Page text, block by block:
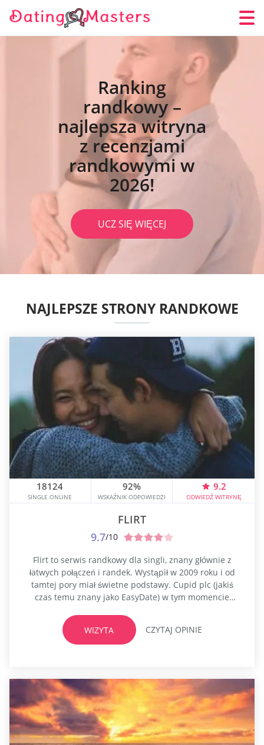
Ranking
randkowy –
najlepsza witryna
z recenzjami
randkowymi w
2026!
UCZ SIĘ WIĘCEJ
NAJLEPSZE STRONY RANDKOWE
18124
SINGLE ONLINE
92%
WSKAŹNIK ODPOWIEDZI
9.2
ODWIEDŹ WITRYNĘ
FLIRT
9.7/10
Flirt to serwis randkowy dla singli, znany głównie z
łatwych połączeń i randek. Wystąpił w 2009 roku i od
tamtej pory miał świetne podstawy. Cupid plc (jakiś
czas temu znany jako EasyDate) w tym momencie
ponad milion osób na całym świecie. Kiedyś wszystkie
atrakcje były bezpłatne dla kobiet; jednak, aby...
WIZYTA CZYTAJ OPINIE